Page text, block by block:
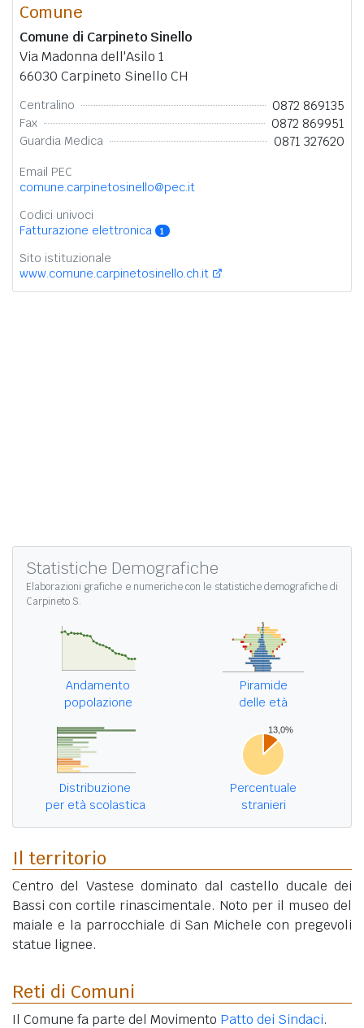
Comune
Comune di Carpineto Sinello
Via Madonna dell'Asilo 1
66030 Carpineto Sinello CH
Centralino 0872 869135
Fax 0872 869951
Guardia Medica 0871 327620
Email PEC
comune.carpinetosinello@pec.it
Codici univoci
Fatturazione elettronica
1
Sito istituzionale
www.comune.carpinetosinello.ch.it
Statistiche Demografiche
Elaborazioni grafiche e numeriche con le statistiche demografiche di
Carpineto S.
Andamento
popolazione
Piramide
delle età
Distribuzione
per età scolastica
Percentuale
stranieri
Il territorio
Centro del Vastese dominato dal castello ducale dei
Bassi con cortile rinascimentale. Noto per il museo del
maiale e la parrocchiale di San Michele con pregevoli
statue lignee.
Reti di Comuni
Il Comune fa parte del Movimento Patto dei Sindaci.